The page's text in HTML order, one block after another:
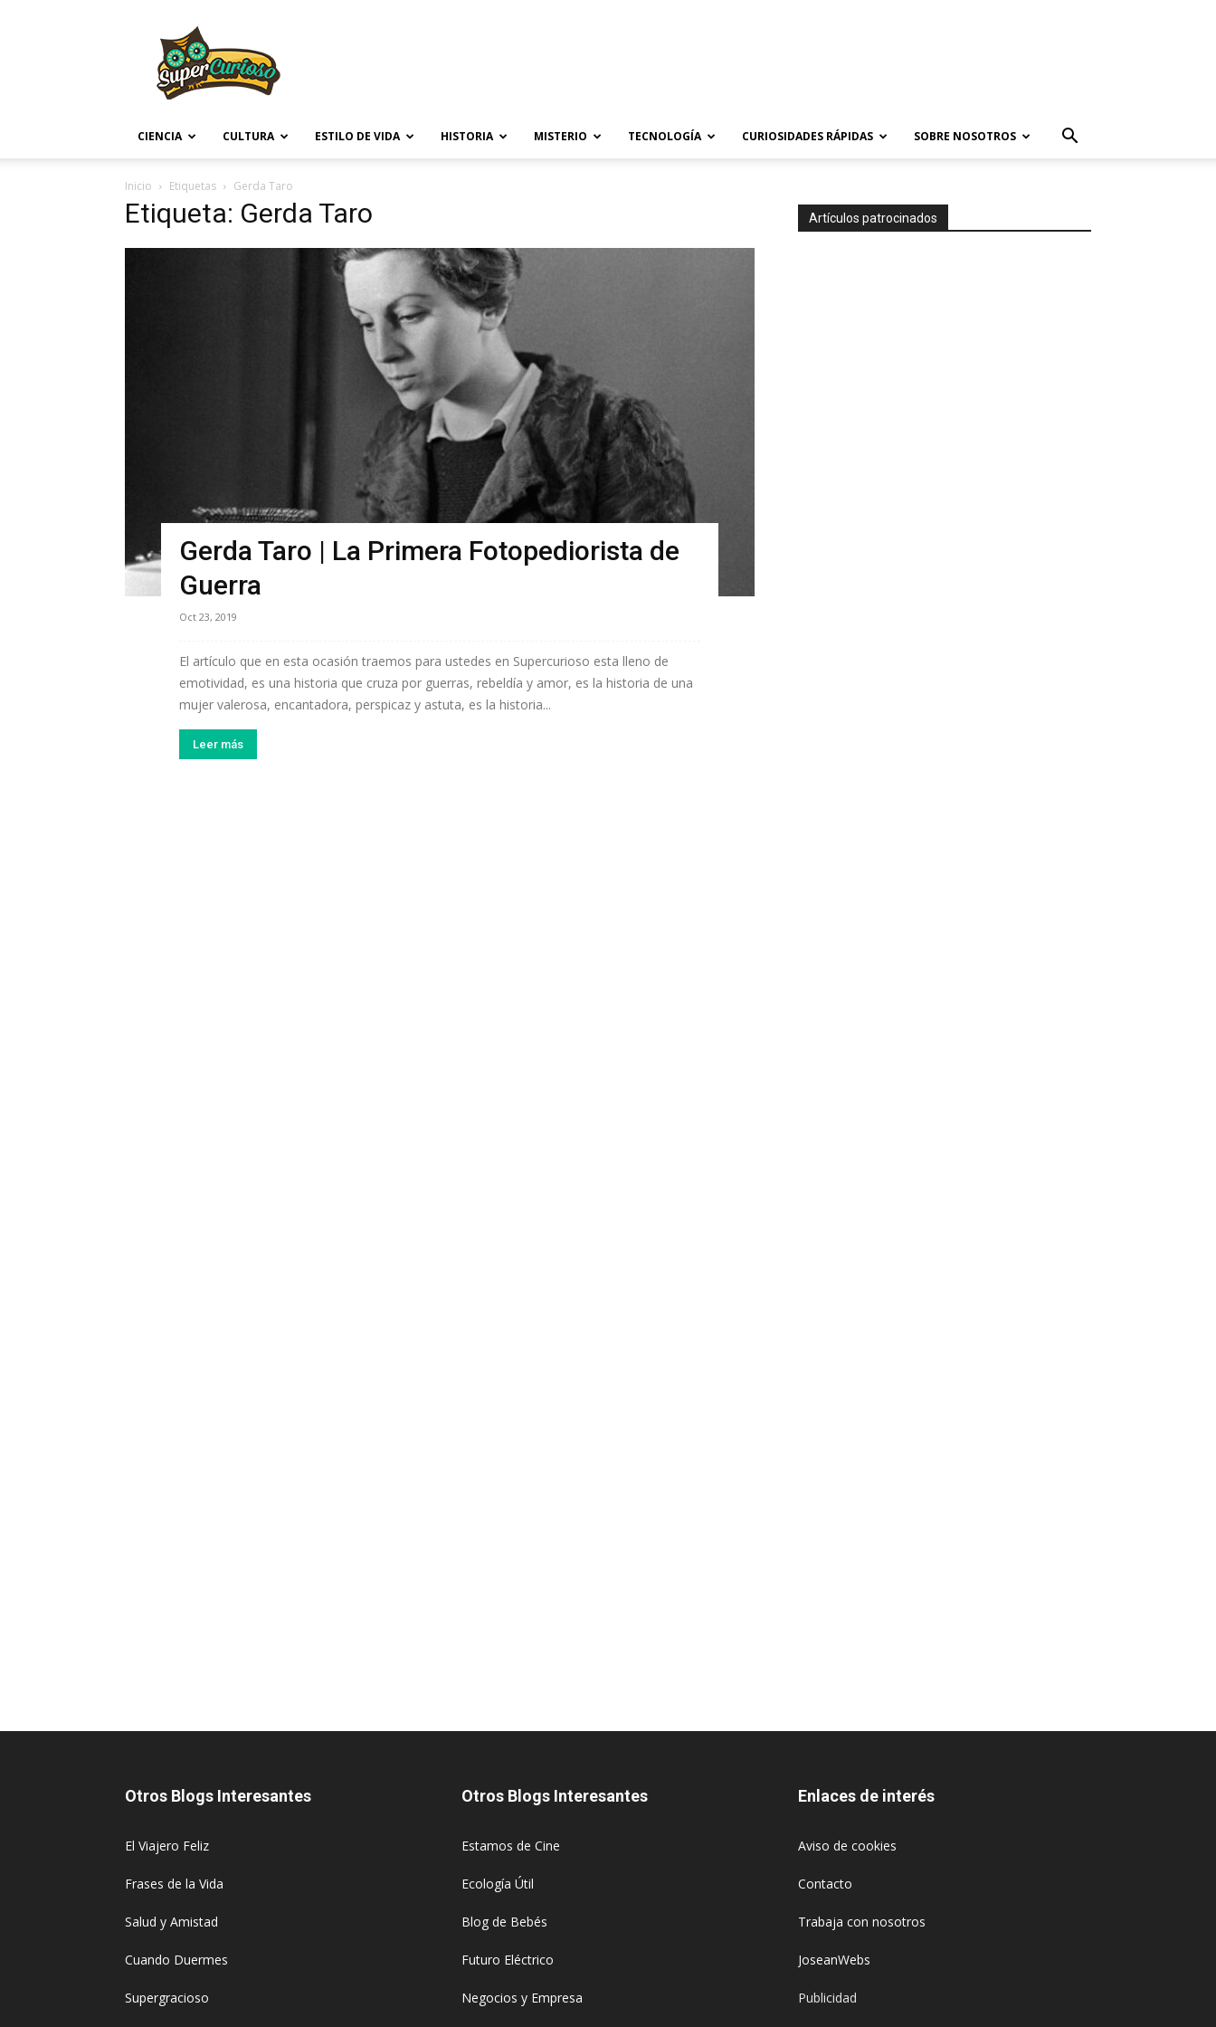
CIENCIA CULTURA ESTILO DE VIDA HISTORIA MISTERIO TECNOLOGÍA CURIOSIDADES RÁPIDAS SOBRE NOSOTROS
Inicio Etiquetas Gerda Taro
Etiqueta: Gerda Taro
Gerda Taro | La Primera Fotopediorista de
Guerra
Oct 23, 2019
El artículo que en esta ocasión traemos para ustedes en Supercurioso esta lleno de
emotividad, es una historia que cruza por guerras, rebeldía y amor, es la historia de una
mujer valerosa, encantadora, perspicaz y astuta, es la historia...
Leer más
Artículos patrocinados
Otros Blogs Interesantes
El Viajero Feliz
Frases de la Vida
Salud y Amistad
Cuando Duermes
Supergracioso
Otros Blogs Interesantes
Estamos de Cine
Ecología Útil
Blog de Bebés
Futuro Eléctrico
Negocios y Empresa
Enlaces de interés
Aviso de cookies
Contacto
Trabaja con nosotros
JoseanWebs
Publicidad